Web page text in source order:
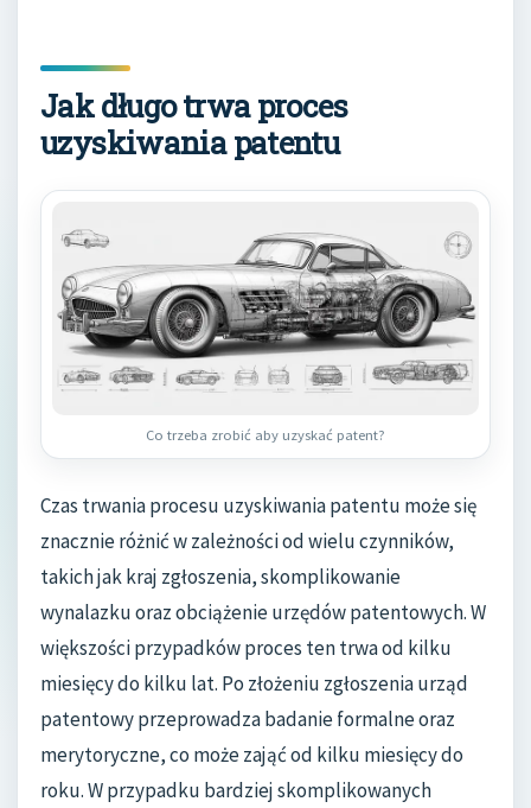
Jak długo trwa proces
uzyskiwania patentu
Co trzeba zrobić aby uzyskać patent?
Czas trwania procesu uzyskiwania patentu może się
znacznie różnić w zależności od wielu czynników,
takich jak kraj zgłoszenia, skomplikowanie
wynalazku oraz obciążenie urzędów patentowych. W
większości przypadków proces ten trwa od kilku
miesięcy do kilku lat. Po złożeniu zgłoszenia urząd
patentowy przeprowadza badanie formalne oraz
merytoryczne, co może zająć od kilku miesięcy do
roku. W przypadku bardziej skomplikowanych